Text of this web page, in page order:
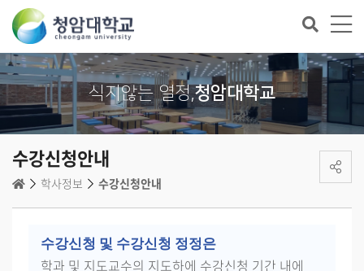
식지않는 열정,청암대학교
수강신청안내
학사정보 수강신청안내
수강신청 및 수강신청 정정은
학과 및 지도교수의 지도하에 수강신청 기간 내에